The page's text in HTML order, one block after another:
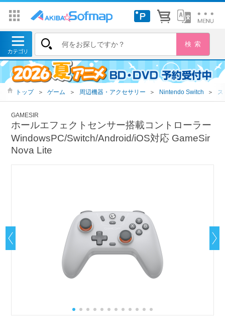
トップ ＞ ゲーム ＞ 周辺機器・アクセサリー ＞ Nintendo Switch ＞
GAMESIR
ホールエフェクトセンサー搭載コントローラー
WindowsPC/Switch/Android/iOS対応 GameSir
Nova Lite